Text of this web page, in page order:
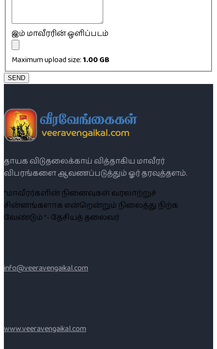
இம் மாவீரரின் ஒளிப்படம்
Maximum upload size:1.00 GB
SEND
தாயக விடுதலைக்காய் வித்தாகிய மாவீரர்
விபரங்களை ஆவணப்படுத்தும் ஓர் தரவுத்தளம்.
“மாவீரர்களின் நினைவுகள் வரலாற்றுச்
சின்னங்களாக என்றென்றும் நிலைத்து நிற்க
வேண்டும் ”- தேசியத் தலைவர்
info@veeravengaikal.com
www.veeravengaikal.com